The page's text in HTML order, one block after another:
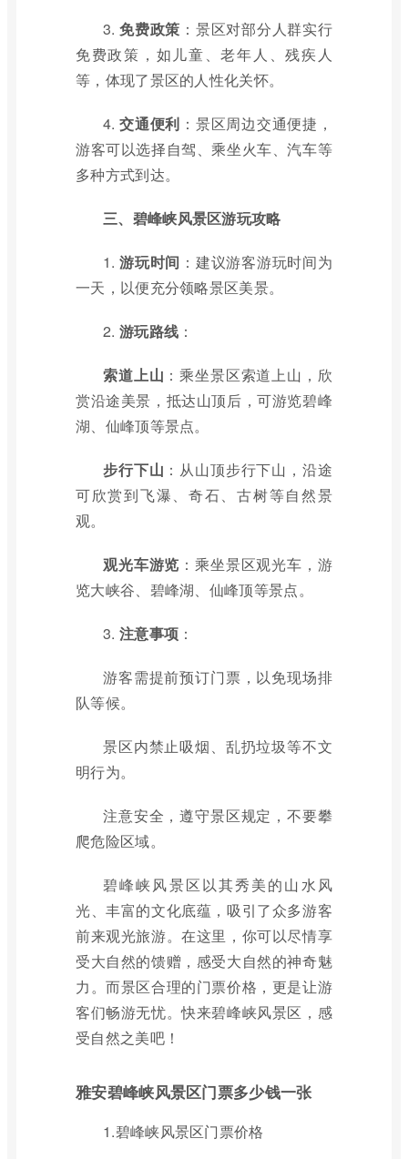
3.免费政策 ：景区对部分人群实行
免费政策，如儿童、老年人、残疾人
等，体现了景区的人性化关怀。
4.交通便利 ：景区周边交通便捷，
游客可以选择自驾、乘坐火车、汽车等
多种方式到达。
三、碧峰峡风景区游玩攻略
1.游玩时间 ：建议游客游玩时间为
一天，以便充分领略景区美景。
2. 游玩路线 ：
索道上山 ：乘坐景区索道上山，欣
赏沿途美景，抵达山顶后，可游览碧峰
湖、仙峰顶等景点。
步行下山 ：从山顶步行下山，沿途
可欣赏到飞瀑、奇石、古树等自然景
观。
观光车游览 ：乘坐景区观光车，游
览大峡谷、碧峰湖、仙峰顶等景点。
3. 注意事项 ：
游客需提前预订门票，以免现场排
队等候。
景区内禁止吸烟、乱扔垃圾等不文
明行为。
注意安全，遵守景区规定，不要攀
爬危险区域。
碧峰峡风景区以其秀美的山水风
光、丰富的文化底蕴，吸引了众多游客
前来观光旅游。在这里，你可以尽情享
受大自然的馈赠，感受大自然的神奇魅
力。而景区合理的门票价格，更是让游
客们畅游无忧。快来碧峰峡风景区，感
受自然之美吧！
雅安碧峰峡风景区门票多少钱一张
1.碧峰峡风景区门票价格